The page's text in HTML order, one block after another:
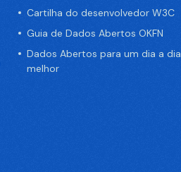
Cartilha do desenvolvedor W3C
Guia de Dados Abertos OKFN
Dados Abertos para um dia a dia
melhor